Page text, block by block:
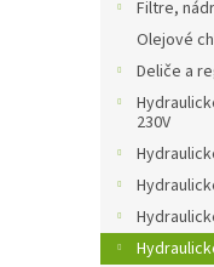
Filtre,
Olejové
Deliče a
230V